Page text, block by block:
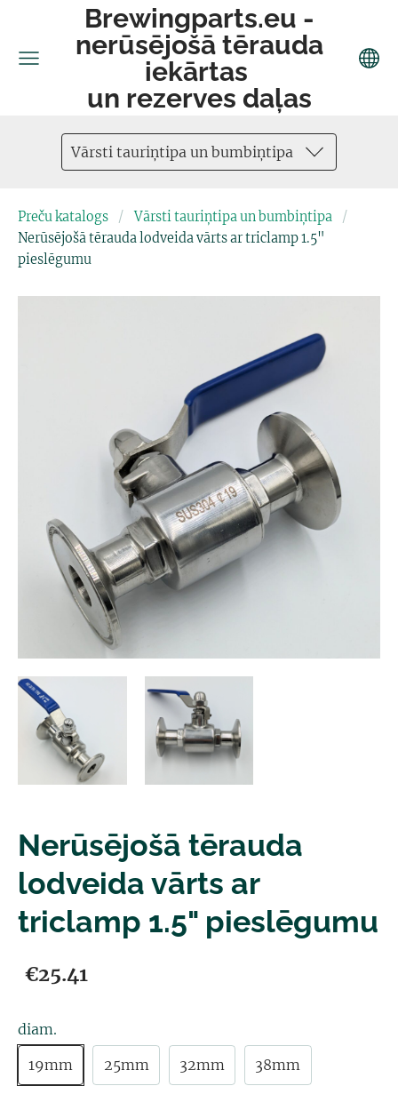
Brewingparts.eu -
nerūsējošā tērauda
iekārtas
un rezerves daļas
Vārsti tauriņtipa un bumbiņtipa
Preču katalogs
Vārsti tauriņtipa un bumbiņtipa
Nerūsējošā tērauda lodveida vārts ar triclamp 1.5"
pieslēgumu
Nerūsējošā tērauda
lodveida vārts ar
triclamp 1.5" pieslēgumu
€25.41
diam.
19mm
25mm 32mm 38mm